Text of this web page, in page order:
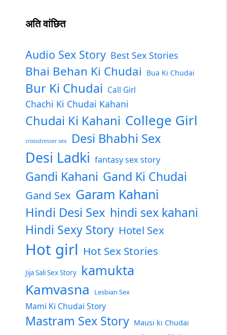
अति वांछित
Audio Sex Story Best Sex Stories
Bhai Behan Ki Chudai Bua Ki Chudai
Bur Ki Chudai Call Girl
Chachi Ki Chudai Kahani
Chudai Ki Kahani College Girl
crossdresser sex Desi Bhabhi Sex
Desi Ladki fantasy sex story
Gandi Kahani Gand Ki Chudai
Gand Sex Garam Kahani
Hindi Desi Sex hindi sex kahani
Hindi Sexy Story Hotel Sex
Hot girl Hot Sex Stories
Jija Sali Sex Story kamukta
Kamvasna Lesbian Sex
Mami Ki Chudai Story
Mastram Sex Story Mausi ki Chudai